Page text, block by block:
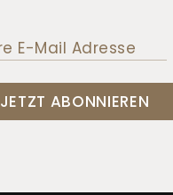
JETZT ABONNIEREN